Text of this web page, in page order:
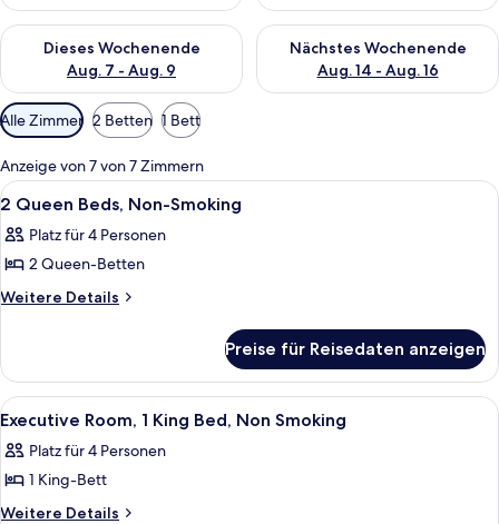
Dieses Wochenende
Aug. 7 - Aug. 9
Überprüfe die Verfügbarkeit für dieses Wochenende, Aug. 7
Nächstes Wochenende
Aug. 14 - Aug. 16
Überprüfe die Verfügbarkeit
Verfügbare
Filter
für
Zimmer
Alle Zimmer 2 Betten 1 Bett
Anzeige von 7 von 7 Zimmern
Alle
Fotos
für
2
Queen
Smoking
anzeigen
Ein Hotelzimmer mit Bett,
10
2 Queen Beds, Non-Smoking
Platz für 4 Personen
2 Queen-Betten
Weitere Details
Weitere
Queen
Beds,
Non-
Preise für Reisedaten anzeigen
Alle
Fotos
für
Executive
Room,
Ein Hotelzimmer mit einem Bett,
2
Executive Room, 1 King Bed, Non Smoking
Platz für 4 Personen
1 King-Bett
Weitere Details
Weitere